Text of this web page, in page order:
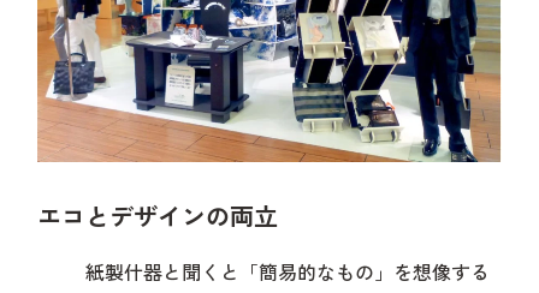
エコとデザインの両立
紙製什器と聞くと「簡易的なもの」を想像する